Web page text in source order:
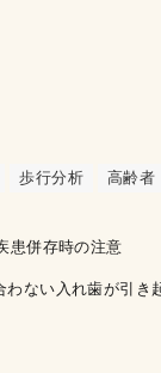
歩行分析 高齢者
患併存時の注意
わない入れ歯が引き